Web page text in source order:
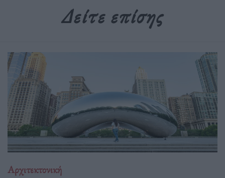
Δείτε επίσης
Αρχιτεκτονική